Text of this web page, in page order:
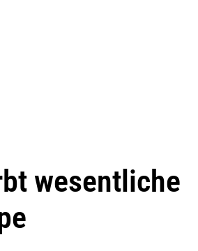
wesentliche